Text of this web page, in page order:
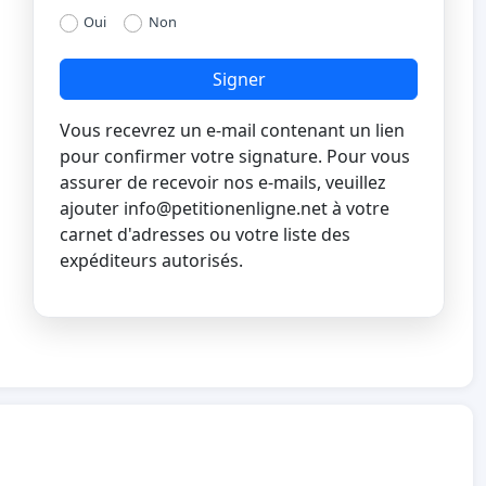
Oui Non
Signer
Vous recevrez un e-mail contenant un lien
pour confirmer votre signature. Pour vous
assurer de recevoir nos e-mails, veuillez
ajouter info@petitionenligne.netà votre
carnet d'adresses ou votre liste des
expéditeurs autorisés.